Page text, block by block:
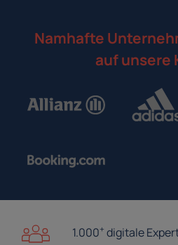
Namhafte
auf unsere
1.000+ digitale